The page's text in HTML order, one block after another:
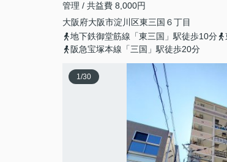
管理 / 共益費 8,000円
大阪府大阪市淀川区東三国 ６丁目
地下鉄御堂筋線「東三国」駅徒歩10分
阪急宝塚本線「三国」駅徒歩20分
1/30